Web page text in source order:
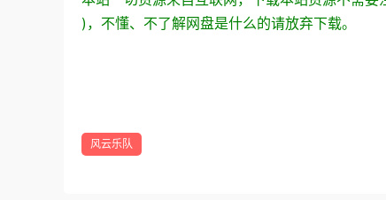
)，不懂、不了解网盘是什么的请放弃下载。
风云乐队